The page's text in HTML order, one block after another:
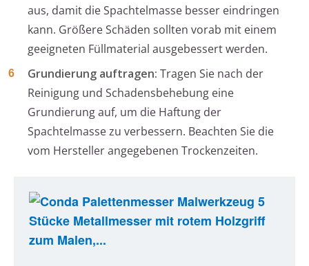
aus, damit die Spachtelmasse besser eindringen
kann. Größere Schäden sollten vorab mit einem
geeigneten Füllmaterial ausgebessert werden.
Grundierung auftragen: Tragen Sie nach der
Reinigung und Schadensbehebung eine
Grundierung auf, um die Haftung der
Spachtelmasse zu verbessern. Beachten Sie die
vom Hersteller angegebenen Trockenzeiten.